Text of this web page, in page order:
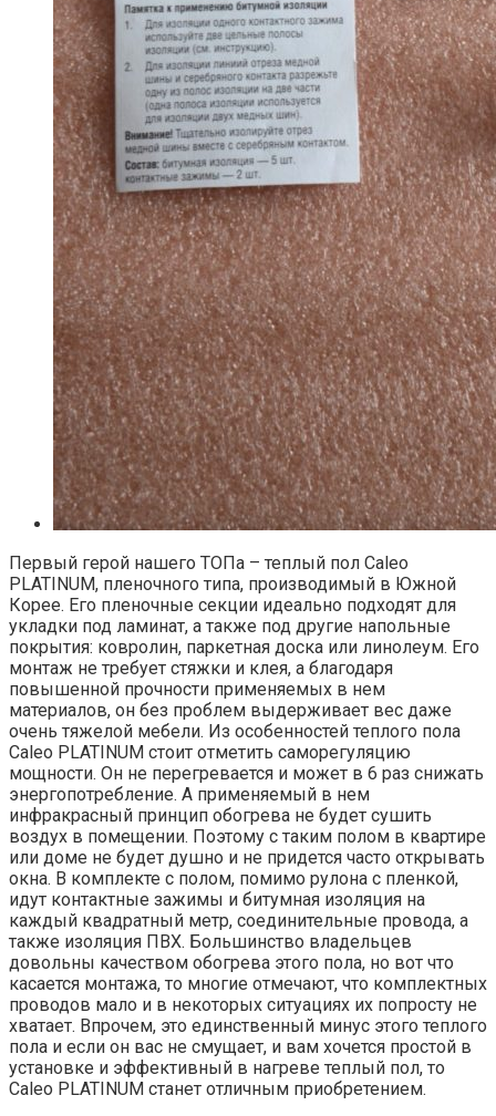
Первый герой нашего ТОПа – теплый пол Caleo
PLATINUM, пленочного типа, производимый в Южной
Корее. Его пленочные секции идеально подходят для
укладки под ламинат, а также под другие напольные
покрытия: ковролин, паркетная доска или линолеум. Его
монтаж не требует стяжки и клея, а благодаря
повышенной прочности применяемых в нем
материалов, он без проблем выдерживает вес даже
очень тяжелой мебели. Из особенностей теплого пола
Caleo PLATINUM стоит отметить саморегуляцию
мощности. Он не перегревается и может в 6 раз снижать
энергопотребление. А применяемый в нем
инфракрасный принцип обогрева не будет сушить
воздух в помещении. Поэтому с таким полом в квартире
или доме не будет душно и не придется часто открывать
окна. В комплекте с полом, помимо рулона с пленкой,
идут контактные зажимы и битумная изоляция на
каждый квадратный метр, соединительные провода, а
также изоляция ПВХ. Большинство владельцев
довольны качеством обогрева этого пола, но вот что
касается монтажа, то многие отмечают, что комплектных
проводов мало и в некоторых ситуациях их попросту не
хватает. Впрочем, это единственный минус этого теплого
пола и если он вас не смущает, и вам хочется простой в
установке и эффективный в нагреве теплый пол, то
Caleo PLATINUM станет отличным приобретением.